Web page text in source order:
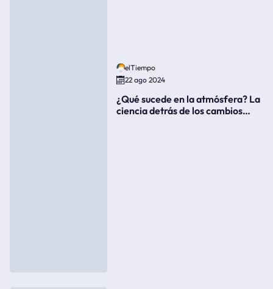
elTiempo
22 ago 2024
¿Qué sucede en la atmósfera? La
ciencia detrás de los cambios